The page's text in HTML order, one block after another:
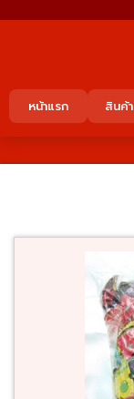
หน้าแรก สินค้า